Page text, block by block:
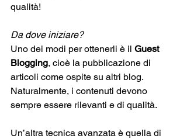
qualità!
Da dove iniziare?
Uno dei modi per ottenerli è il Guest
Blogging, cioè la pubblicazione di
articoli come ospite su altri blog.
Naturalmente, i contenuti devono
sempre essere rilevanti e di qualità.
Un’altra tecnica avanzata è quella di